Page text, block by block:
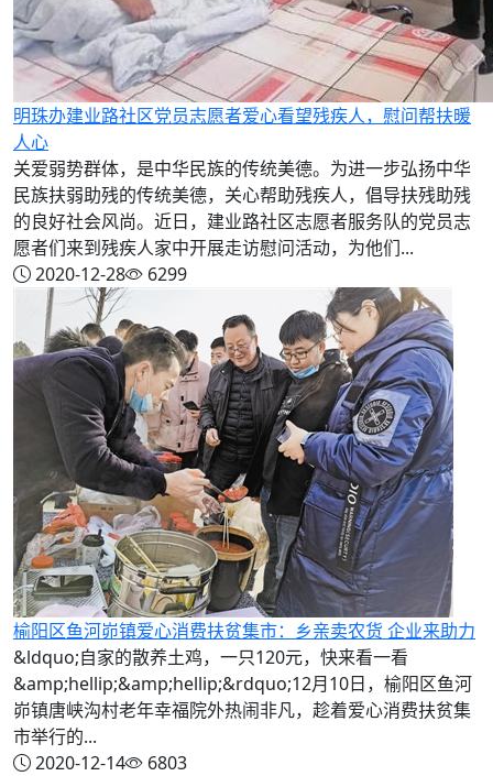
明珠办建业路社区党员志愿者爱心看望残疾人，慰问帮扶暖
人心
关爱弱势群体，是中华民族的传统美德。为进一步弘扬中华
民族扶弱助残的传统美德，关心帮助残疾人，倡导扶残助残
的良好社会风尚。近日，建业路社区志愿者服务队的党员志
愿者们来到残疾人家中开展走访慰问活动，为他们...
2020-12-28
6299
榆阳区鱼河峁镇爱心消费扶贫集市：乡亲卖农货 企业来助力
&ldquo;自家的散养土鸡，一只120元，快来看一看
&amp;hellip;&amp;hellip;&rdquo;12月10日，榆阳区鱼河
峁镇唐峡沟村老年幸福院外热闹非凡，趁着爱心消费扶贫集
市举行的...
2020-12-14
6803